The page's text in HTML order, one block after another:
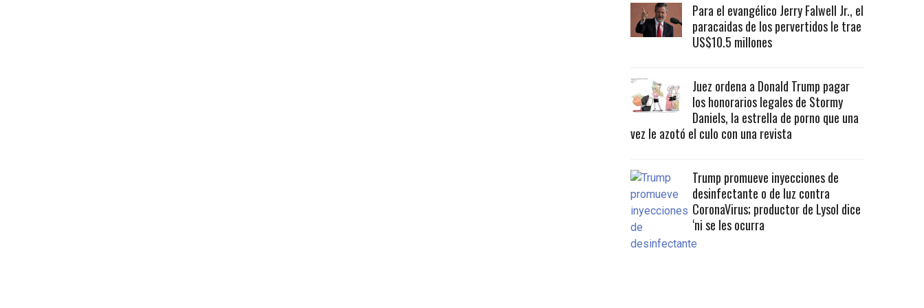
Para el evangélico Jerry Falwell Jr., el
paracaidas de los pervertidos le trae
US$10.5 millones
Juez ordena a Donald Trump pagar
los honorarios legales de Stormy
Daniels, la estrella de porno que una
vez le azotó el culo con una revista
Trump promueve inyecciones de
desinfectante o de luz contra
CoronaVirus; productor de Lysol dice
‘ni se les ocurra